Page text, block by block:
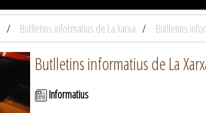
Butlletins informatius de La Xarxa Butlletins
Butlletins informatius de La
Informatius